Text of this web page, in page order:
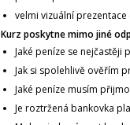
velmi vizuální
Kurz poskytne mimo jiné
Jaké peníze se nejčastěji
Jak si spolehlivě ověřím
Jaké peníze musím
Je roztržená bankovka